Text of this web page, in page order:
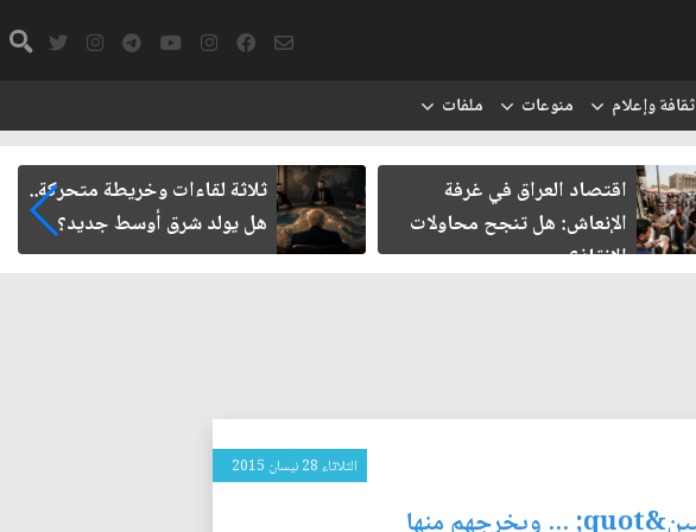
ثقافة وإعلام منوعات ملفات
اقتصاد العراق في غرفة
الإنعاش: هل تنجح محاولات
الإنقاذ؟
ثلاثة لقاءات وخريطة متحركة..
هل يولد شرق أوسط جديد؟
الثلاثاء 28 نيسان 2015